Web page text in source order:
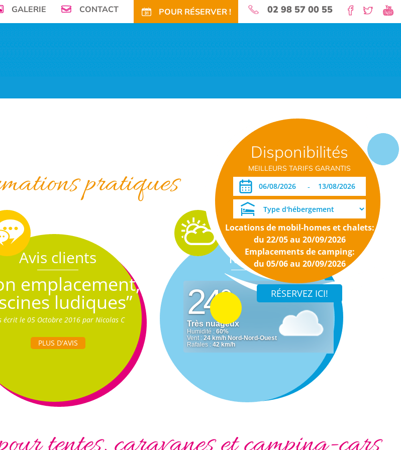
GALERIE CONTACT POUR RÉSERVER ! 02 98 57 00 55
vous offre son petit paradis en pleine nature pour vos vacances!
TÉLÉCHARGEMENT PDF DATES OUVERTURE RÉSERVATION
Disponibilités
MEILLEURS TARIFS GARANTIS
-
Locations de mobil-homes et chalets:
du 22/05 au 20/09/2026
Emplacements de camping:
du 05/06 au 20/09/2026
pratiques
Avis clients
emplacement,
ludiques”
écrit le 05 Octobre 2016 par Nicolas C
PLUS D'AVIS
Météo